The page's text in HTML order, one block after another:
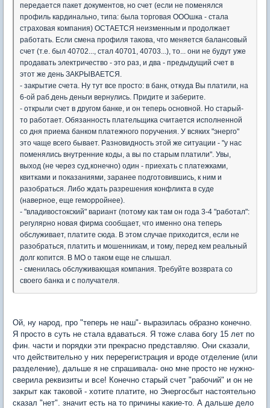
передается пакет документов, но счет (если не поменялся
профиль кардинально, типа: была торговая ОООшка - стала
страховая компания) ОСТАЕТСЯ неизменным и продолжает
работать. Если смена профиля такова, что меняется балансовый
счет (т.е. был 40702..., стал 40701, 40703...), то... они не будут уже
продавать электричество - это раз, и два - предыдущий счет в
этот же день ЗАКРЫВАЕТСЯ.
- закрытие счета. Ну тут все просто: в банк, откуда Вы платили, на
6-ой раб.день деньги вернулись. Придите и заберите.
- открыли счет в другом банке, и он теперь основной. Но старый-
то работает. Обязанность плательщика считается исполненной
со дня приема банком платежного поручения. У всяких "энерго"
это чаще всего бывает. Разновидность этой же ситуации - "у нас
поменялись внутренние коды, а вы по старым платили". Увы,
выход (не через суд,конечно) один - приехать с платежками,
квитками и показаниями, заранее подготовившись, к ним и
разобраться. Либо ждать разрешения конфликта в суде
(наверное, еще геморройнее).
- "владивостокский" вариант (потому как там он года 3-4 "работал":
регулярно новая фирма сообщает, что именно она теперь
обслуживает, платите сюда. В этом случае приходится, если не
разобраться, платить и мошенникам, и тому, перед кем реальный
долг копится. В МО о таком еще не слышал.
- сменилась обслуживающая компания. Требуйте возврата со
своего банка и с получателя.
Ой, ну народ, про "теперь не наш"- выразилась образно конечно.
Я просто в суть не стала вдаваться. Я тоже слава богу 15 лет по
фин. части и порядки эти прекрасно представляю. Они сказали,
что действительно у них перерегистрация и вроде отделение (или
разделение), дальше я не спрашивала- оно мне просто не нужно-
сверила реквизиты и все! Конечно старый счет "рабочий" и он не
закрыт как таковой - хотите платите, но Энергосбыт настоятельно
сказал "нет". значит есть на то причины какие-то. А дальше дело